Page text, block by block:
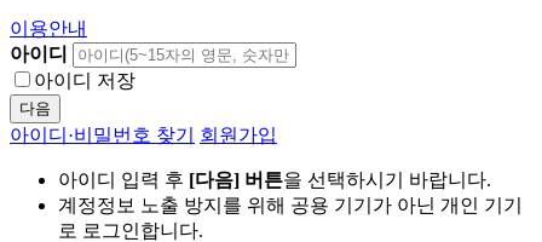
이용안내
아이디
아이디 저장
다음
아이디·비밀번호 찾기 회원가입
아이디 입력 후 [다음] 버튼을 선택하시기 바랍니다.
계정정보 노출 방지를 위해 공용 기기가 아닌 개인 기기
로 로그인합니다.